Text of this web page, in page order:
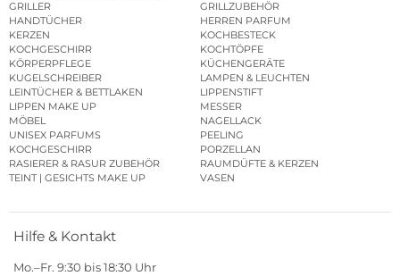
GRILLER
GRILLZUBEHÖR
HANDTÜCHER
HERREN PARFUM
KERZEN
KOCHBESTECK
KOCHGESCHIRR
KOCHTÖPFE
KÖRPERPFLEGE
KÜCHENGERÄTE
KUGELSCHREIBER
LAMPEN & LEUCHTEN
LEINTÜCHER & BETTLAKEN
LIPPENSTIFT
LIPPEN MAKE UP
MESSER
MÖBEL
NAGELLACK
UNISEX PARFUMS
PEELING
KOCHGESCHIRR
PORZELLAN
RASIERER & RASUR ZUBEHÖR
RAUMDÜFTE & KERZEN
TEINT | GESICHTS MAKE UP
VASEN
Hilfe & Kontakt
Mo.–Fr. 9:30 bis 18:30 Uhr